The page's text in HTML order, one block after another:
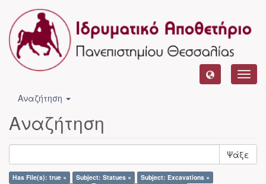
Αναζήτηση
Αναζήτηση
Ψάξε
Has File(s): true × Subject: Statues ×
Subject: Excavations ×